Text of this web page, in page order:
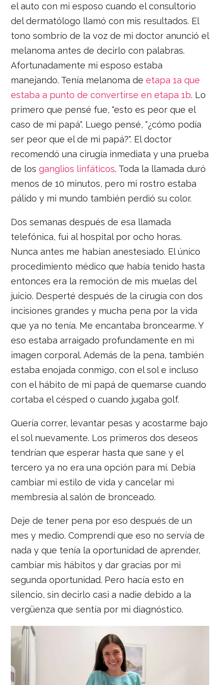
el auto con mi esposo cuando el consultorio
del dermatólogo llamó con mis resultados. El
tono sombrío de la voz de mi doctor anunció el
melanoma antes de decirlo con palabras.
Afortunadamente mi esposo estaba
manejando. Tenía melanoma de etapa 1a que
estaba a punto de convertirse en etapa 1b. Lo
primero que pensé fue, "esto es peor que el
caso de mi papá". Luego pensé, "¿cómo podía
ser peor que el de mi papá?". El doctor
recomendó una cirugía inmediata y una prueba
de los ganglios linfáticos. Toda la llamada duró
menos de 10 minutos, pero mi rostro estaba
pálido y mi mundo también perdió su color.
Dos semanas después de esa llamada
telefónica, fui al hospital por ocho horas.
Nunca antes me habían anestesiado. El único
procedimiento médico que había tenido hasta
entonces era la remoción de mis muelas del
juicio. Desperté después de la cirugía con dos
incisiones grandes y mucha pena por la vida
que ya no tenía. Me encantaba broncearme. Y
eso estaba arraigado profundamente en mi
imagen corporal. Además de la pena, también
estaba enojada conmigo, con el sol e incluso
con el hábito de mi papá de quemarse cuando
cortaba el césped o cuando jugaba golf.
Quería correr, levantar pesas y acostarme bajo
el sol nuevamente. Los primeros dos deseos
tendrían que esperar hasta que sane y el
tercero ya no era una opción para mí. Debía
cambiar mi estilo de vida y cancelar mi
membresía al salón de bronceado.
Deje de tener pena por eso después de un
mes y medio. Comprendí que eso no servía de
nada y que tenía la oportunidad de aprender,
cambiar mis hábitos y dar gracias por mi
segunda oportunidad. Pero hacía esto en
silencio, sin decirlo casi a nadie debido a la
vergüenza que sentía por mi diagnóstico.